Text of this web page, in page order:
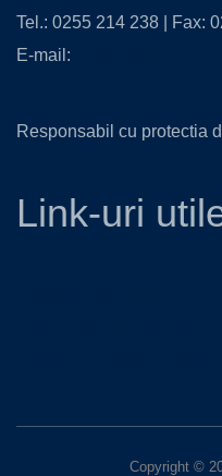
Tel.: 0255 214 238 | Fax:
E-mail:
Responsabil cu protectia
Link-uri
Copyright ©